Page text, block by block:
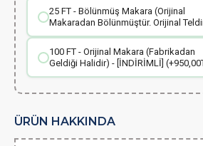
25 FT - Bölünmüş Makara (Orijinal
Makaradan Bölünmüştür. Orijinal
100 FT - Orijinal Makara (Fabrikadan
Geldiği Halidir) - [İNDİRİMLİ]
ÜRÜN HAKKINDA